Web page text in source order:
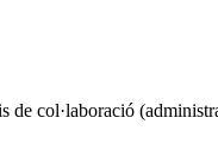
col·laboració